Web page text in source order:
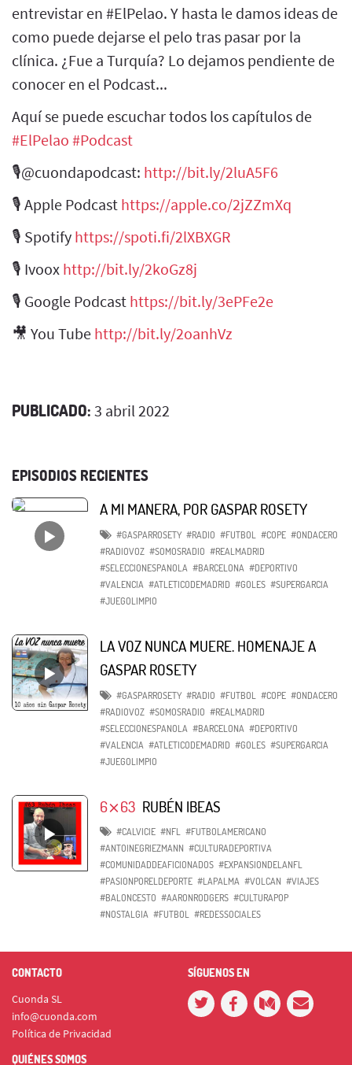
entrevistar en #ElPelao. Y hasta le damos ideas de
como puede dejarse el pelo tras pasar por la
clínica. ¿Fue a Turquía? Lo dejamos pendiente de
conocer en el Podcast...
Aquí se puede escuchar todos los capítulos de
#ElPelao​ #Podcast​
🎙@cuondapodcast: http://bit.ly/2luA5F6​
🎙 Apple Podcast https://apple.co/2jZZmXq​
🎙 Spotify https://spoti.fi/2lXBXGR​
🎙 Ivoox http://bit.ly/2koGz8j​
🎙 Google Podcast https://bit.ly/3ePFe2e​
🎥 You Tube http://bit.ly/2oanhVz​
PUBLICADO: 3 abril 2022
EPISODIOS RECIENTES
A MI MANERA, POR GASPAR ROSETY
#GASPARROSETY #RADIO #FUTBOL #COPE #ONDACERO
#RADIOVOZ #SOMOSRADIO #REALMADRID
#SELECCIONESPANOLA #BARCELONA #DEPORTIVO
#VALENCIA #ATLETICODEMADRID #GOLES #SUPERGARCIA
#JUEGOLIMPIO
LA VOZ NUNCA MUERE. HOMENAJE A
GASPAR ROSETY
#GASPARROSETY #RADIO #FUTBOL #COPE #ONDACERO
#RADIOVOZ #SOMOSRADIO #REALMADRID
#SELECCIONESPANOLA #BARCELONA #DEPORTIVO
#VALENCIA #ATLETICODEMADRID #GOLES #SUPERGARCIA
#JUEGOLIMPIO
6⨯63 RUBÉN IBEAS
#CALVICIE #NFL #FUTBOLAMERICANO
#ANTOINEGRIEZMANN #CULTURADEPORTIVA
#COMUNIDADDEAFICIONADOS #EXPANSIONDELANFL
#PASIONPORELDEPORTE #LAPALMA #VOLCAN #VIAJES
#BALONCESTO #AARONRODGERS #CULTURAPOP
#NOSTALGIA #FUTBOL #REDESSOCIALES
CONTACTO
Cuonda SL
info@cuonda.com
Política de Privacidad
SÍGUENOS EN
QUIÉNES SOMOS